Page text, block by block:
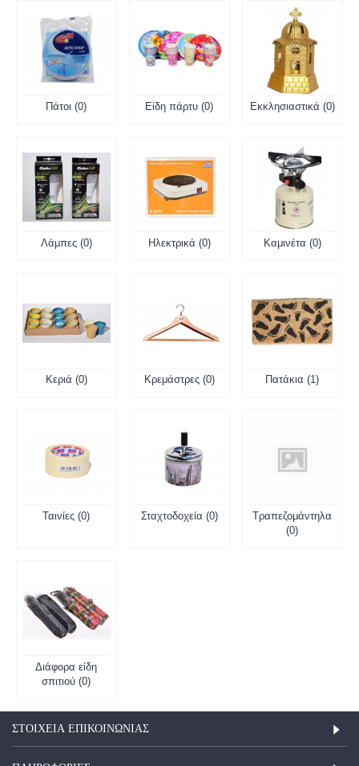
Πάτοι (0) Είδη πάρτυ (0) Εκκλησιαστικά (0)
Λάμπες (0) Ηλεκτρικά (0) Καμινέτα (0)
Κεριά (0) Κρεμάστρες (0) Πατάκια (1)
Ταινίες (0) Σταχτοδοχεία (0)
Τραπεζομάντηλα
(0)
Διάφορα είδη
σπιτιού (0)
ΣΤΟΙΧΕΊΑ ΕΠΙΚΟΙΝΩΝΊΑΣ